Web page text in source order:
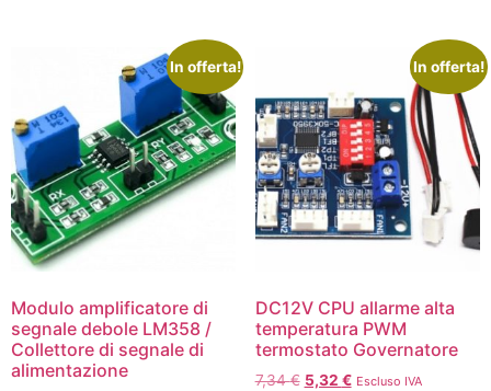
In offerta!
Modulo amplificatore di
segnale debole LM358 /
Collettore di segnale di
alimentazione
In offerta!
DC12V CPU allarme alta
temperatura PWM
termostato Governatore
7,34€ 5,32 € Escluso IVA